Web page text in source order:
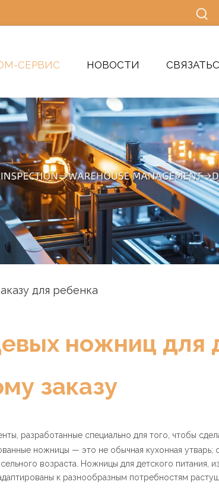
СЕРВИС НОВОСТИ
для ребенка
ножниц для
заказу
разработанные специально для того, чтобы
ножницы — это не обычная кухонная утварь;
возраста. Ножницы для детского питания,
к разнообразным потребностям